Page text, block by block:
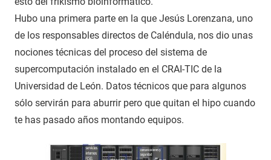
Hubo una primera parte en la que Jesús Lorenzana, uno
de los responsables directos de Caléndula, nos dio unas
nociones técnicas del proceso del sistema de
supercomputación instalado en el CRAI-TIC de la
Universidad de León. Datos técnicos que para algunos
sólo servirán para aburrir pero que quitan el hipo cuando
te has pasado años montando equipos.